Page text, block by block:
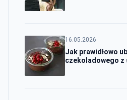
16.05.2026
Jak prawidłowo
czekoladowego z